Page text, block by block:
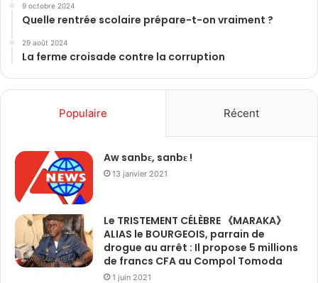
9 octobre 2024
Quelle rentrée scolaire prépare-t-on vraiment ?
29 août 2024
La ferme croisade contre la corruption
Populaire Récent
Aw sanbɛ, sanbɛ !
13 janvier 2021
Le TRISTEMENT CÉLÈBRE 《MARAKA》
ALIAS le BOURGEOIS, parrain de
drogue au arrêt : Il propose 5 millions
de francs CFA au Compol Tomoda
1 juin 2021